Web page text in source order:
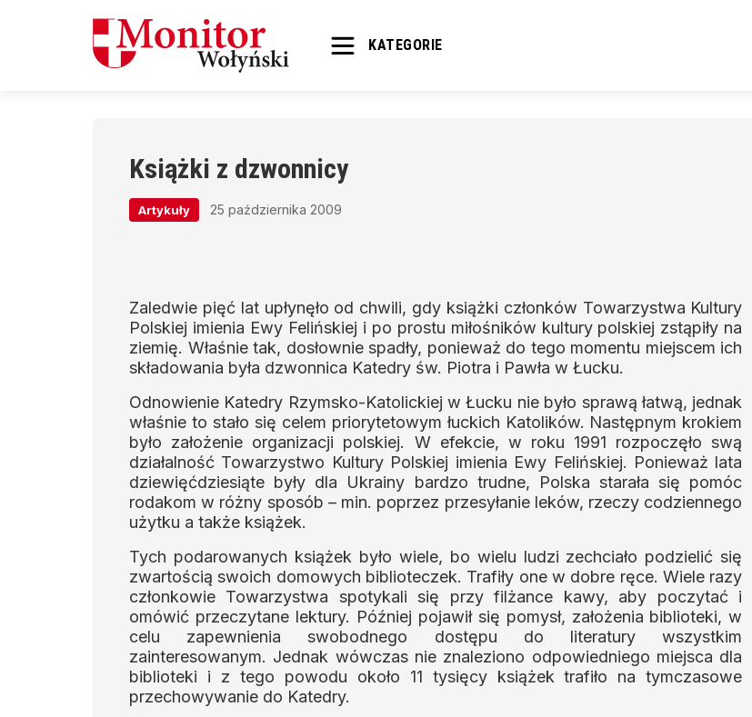
KATEGORIE
Książki z dzwonnicy
Artykuły 25 października 2009
Zaledwie pięć lat upłynęło od chwili, gdy książki członków Towarzystwa Kultury
Polskiej imienia Ewy Felińskiej i po prostu miłośników kultury polskiej zstąpiły na
ziemię. Właśnie tak, dosłownie spadły, ponieważ do tego momentu miejscem ich
składowania była dzwonnica Katedry św. Piotra i Pawła w Łucku.
Odnowienie Katedry Rzymsko-Katolickiej w Łucku nie było sprawą łatwą, jednak
właśnie to stało się celem priorytetowym łuckich Katolików. Następnym krokiem
było założenie organizacji polskiej. W efekcie, w roku 1991 rozpoczęło swą
działalność Towarzystwo Kultury Polskiej imienia Ewy Felińskiej. Ponieważ lata
dziewięćdziesiąte były dla Ukrainy bardzo trudne, Polska starała się pomóc
rodakom w różny sposób – min. poprzez przesyłanie leków, rzeczy codziennego
użytku a także książek.
Tych podarowanych książek było wiele, bo wielu ludzi zechciało podzielić się
zwartością swoich domowych biblioteczek. Trafiły one w dobre ręce. Wiele razy
członkowie Towarzystwa spotykali się przy filżance kawy, aby poczytać i
omówić przeczytane lektury. Później pojawił się pomysł, założenia biblioteki, w
celu zapewnienia swobodnego dostępu do literatury wszystkim
zainteresowanym. Jednak wówczas nie znaleziono odpowiedniego miejsca dla
biblioteki i z tego powodu około 11 tysięcy książek trafiło na tymczasowe
przechowywanie do Katedry.